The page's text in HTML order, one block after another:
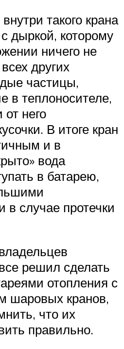
такого крана
дыркой, которому
ничего не
других
частицы,
в теплоносителе,
от него
В итоге кран
и в
вода
в батарею,
в случае протечки
решил сделать
отопления с
шаровых кранов,
что их
правильно.